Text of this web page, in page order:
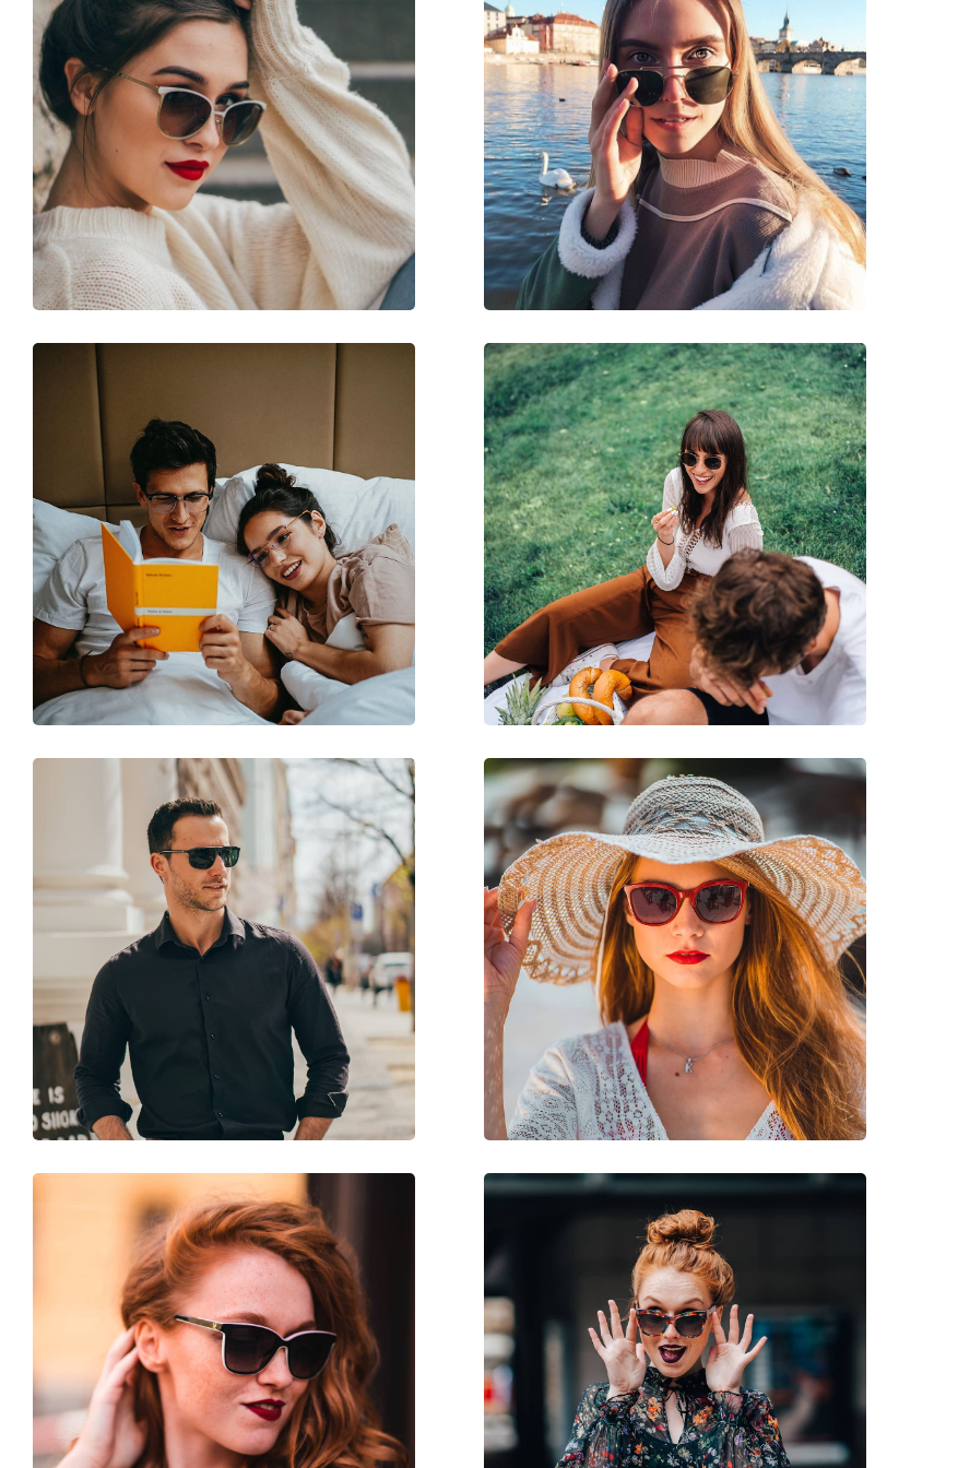
Esplora l'intera gamma diocchiali da sole e scopri tantissimi modelli dei migliori marchi.
Montatura
Forma montatura:
Rettangolare
Colore montatura:
Nero
Materiale montatura:
Plastica
Taglia:
M
Larghezza montatura:
134 mm
Lunghezza asta (Asta):
138 mm
Ponte:
17 mm
Peso:
170 g
Cerniere a molla:
No
Accessori
Custodia:
Sì
Panno per pulizia:
Sì
Altro
Sesso:
Unisex
Categorie:
Occhiali da sole
Marca:
Oakley
Utilizzo:
Sport
Sport:
Ciclismo, Corsa, Escursionismo, Mountain biking
Codice:
OO 9465 946501 39
Anche con lenti graduate:
No